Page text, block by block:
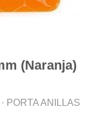
(Naranja)
PORTA ANILLAS